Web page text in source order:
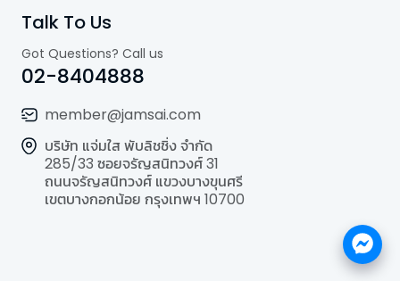
Talk To Us
Got Questions? Call us
02-8404888
member@jamsai.com
บริษัท แจ่มใส พับลิชชิ่ง จำกัด
285/33 ซอยจรัญสนิทวงศ์ 31
ถนนจรัญสนิทวงศ์ แขวงบางขุนศรี
เขตบางกอกน้อย กรุงเทพฯ 10700